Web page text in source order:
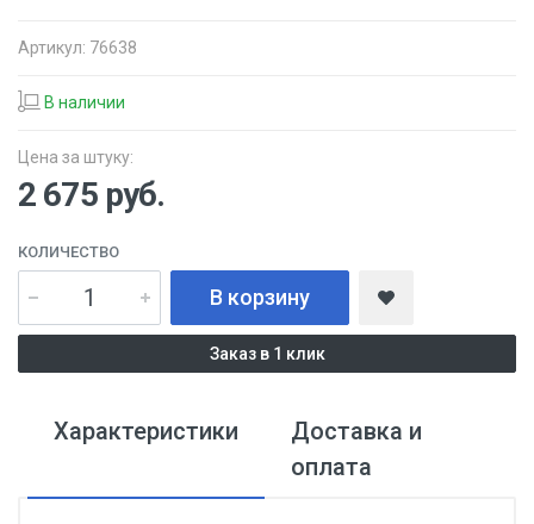
Артикул: 76638
В наличии
Цена за штуку:
2 675 руб.
КОЛИЧЕСТВО
В корзину
Заказ в 1 клик
Характеристики
Доставка и
оплата